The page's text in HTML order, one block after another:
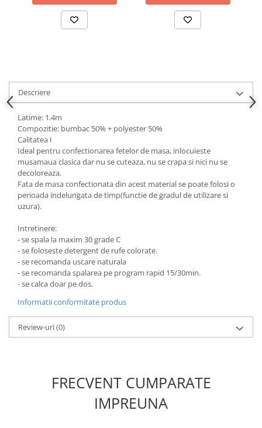
Descriere
Latime: 1.4m
Compozitie: bumbac 50% + polyester 50%
Calitatea I
Ideal pentru confectionarea fetelor de masa, inlocuieste
musamaua clasica dar nu se cuteaza, nu se crapa si nici nu se
decoloreaza.
Fata de masa confectionata din acest material se poate folosi o
perioada indelungata de timp(functie de gradul de utilizare si
uzura).
Intretinere:
- se spala la maxim 30 grade C
- se foloseste detergent de rufe colorate.
- se recomanda uscare naturala
- se recomanda spalarea pe program rapid 15/30min.
- se calca doar pe dos.
Informatii conformitate produs
Review-uri(0)
FRECVENT CUMPARATE
IMPREUNA